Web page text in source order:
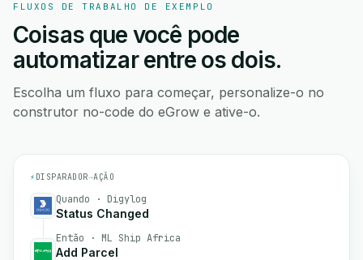
FLUXOS DE TRABALHO DE EXEMPLO
Coisas que você pode
automatizar entre os dois.
Escolha um fluxo para começar, personalize-o no
construtor no-code do eGrow e ative-o.
⚡ DISPARADOR→AÇÃO
Quando · Digylog
Status Changed
Então · ML Ship Africa
Add Parcel